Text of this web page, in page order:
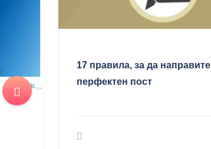
17 правила, за да направите
перфектен пост